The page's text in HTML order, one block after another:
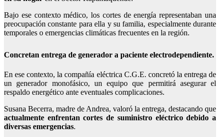
Bajo ese contexto médico, los cortes de energía representaban una
preocupación constante para ella y su familia, especialmente durante
temporales o emergencias climáticas frecuentes en la región.
Concretan entrega de generador a paciente electrodependiente.
En ese contexto, la compañía eléctrica C.G.E. concretó la entrega de
un generador monofásico, un equipo que permitirá asegurar el
respaldo energético ante eventuales complicaciones.
Susana Becerra, madre de Andrea, valoró la entrega, destacando que
actualmente enfrentan cortes de suministro eléctrico debido a
diversas emergencias.